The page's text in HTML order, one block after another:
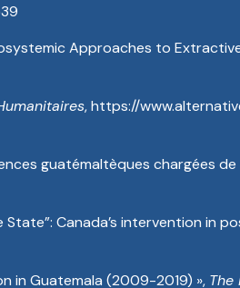
Approaches to
,https://
guatémaltèques chargées de
Canada’s intervention in
in Guatemala (2009-2019) », The